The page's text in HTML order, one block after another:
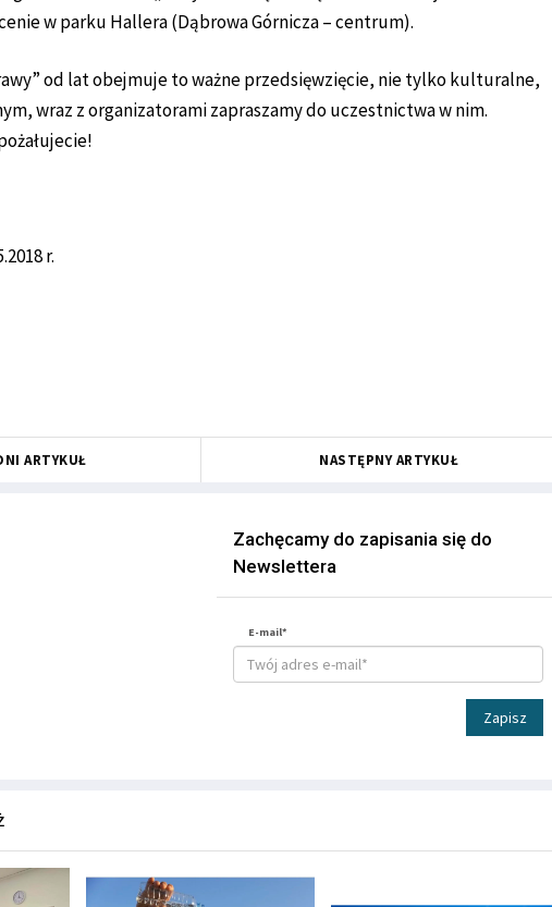
w parku Hallera (Dąbrowa Górnicza – centrum).
od lat obejmuje to ważne przedsięwzięcie, nie tylko kulturalne,
wraz z organizatorami zapraszamy do uczestnictwa w nim.
r.
ARTYKUŁ NASTĘPNY ARTYKUŁ
Zachęcamy do zapisania się do
Newslettera
E-mail*
Zapisz